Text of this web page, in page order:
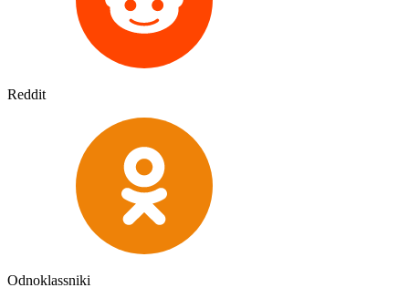
Reddit
Odnoklassniki